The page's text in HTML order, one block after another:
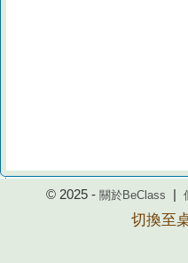
© 2025 - 關於BeClass
切換至